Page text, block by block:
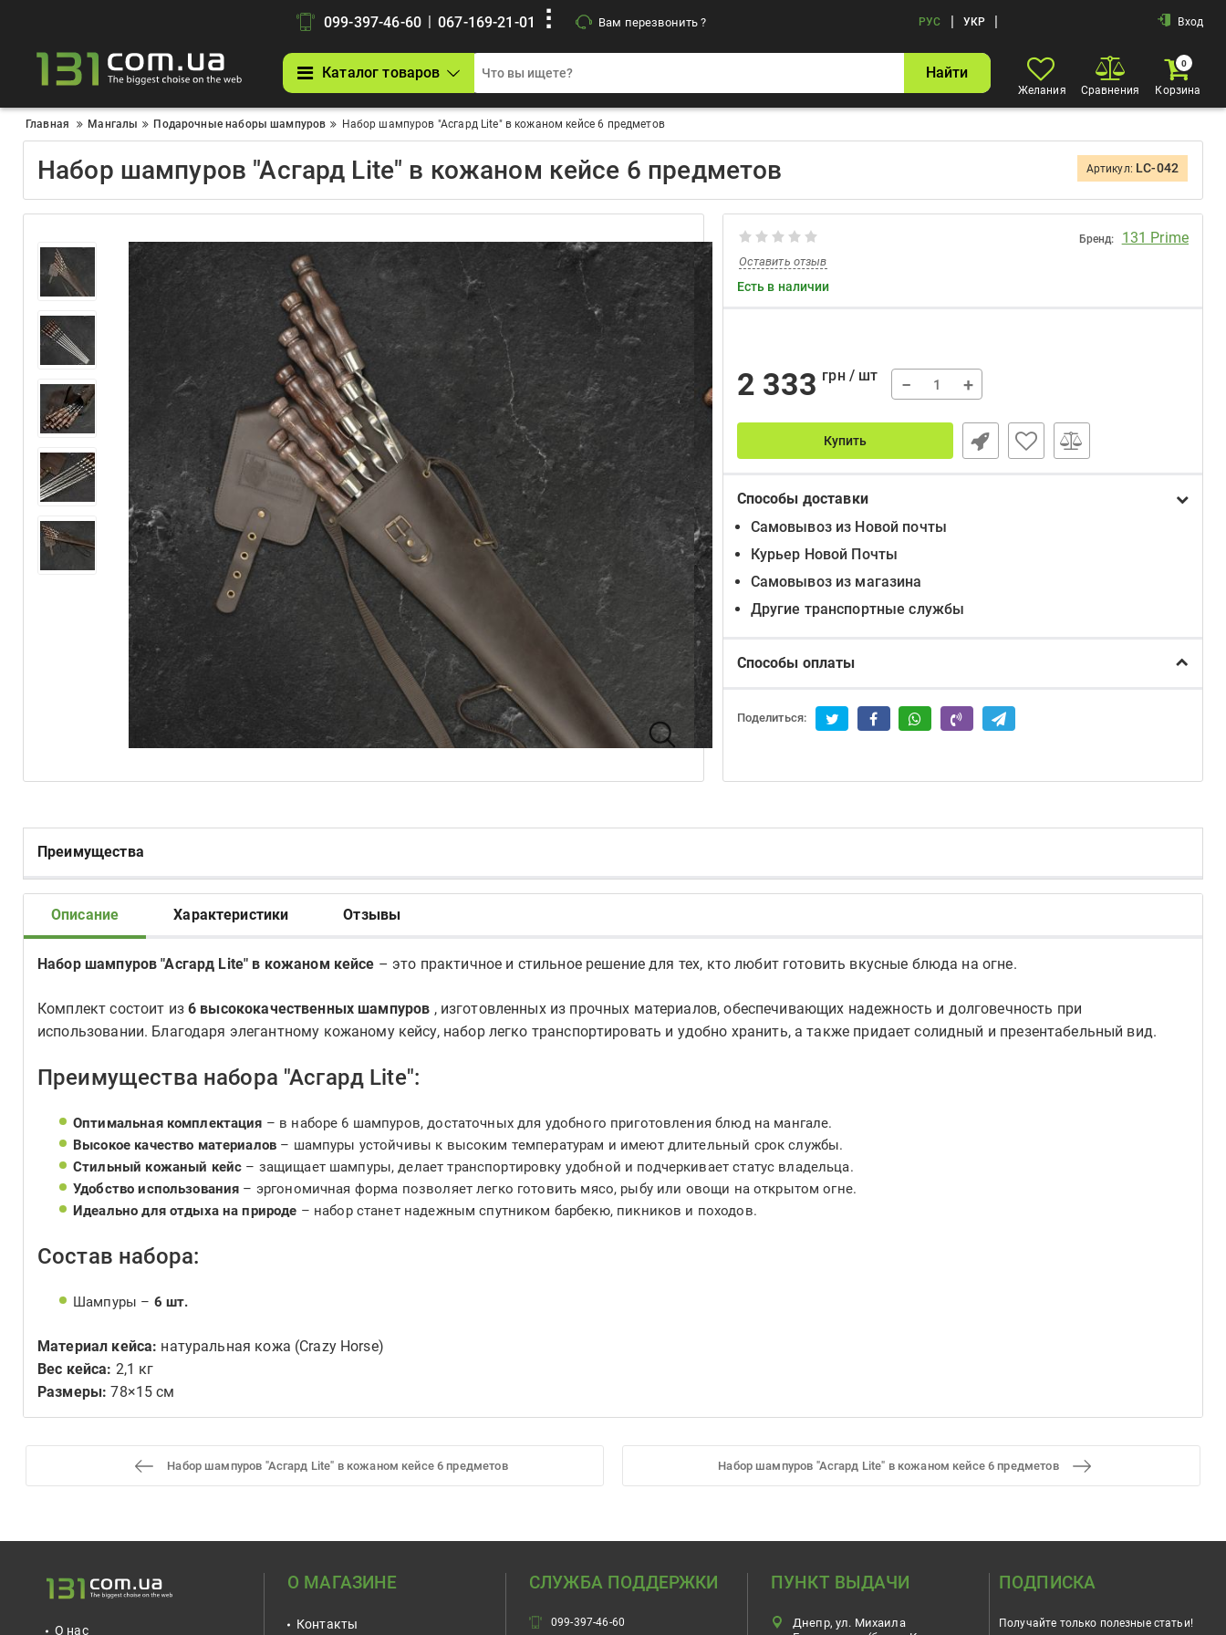
099-397-46-60 | 067-169-21-01 Вам перезвонить ? РУС | УКР | Вход
Каталог товаров Найти
Желания Сравнения
0
Корзина
Главная Мангалы Подарочные наборы шампуров Набор шампуров "Асгард Lite" в кожаном кейсе 6 предметов
Набор шампуров "Асгард Lite" в кожаном кейсе 6 предметов Артикул: LC-042
Бренд: 131 Prime
Оставить отзыв
Есть в наличии
2 333 грн / шт − +
Купить
Способы доставки
Самовывоз из Новой почты
Курьер Новой Почты
Самовывоз из магазина
Другие транспортные службы
Способы оплаты
Поделиться:
Преимущества
Описание Характеристики Отзывы
Набор шампуров "Асгард Lite" в кожаном кейсе – это практичное и стильное решение для тех, кто любит готовить вкусные блюда на огне.
Комплект состоит из 6 высококачественных шампуров , изготовленных из прочных материалов, обеспечивающих надежность и долговечность при
использовании. Благодаря элегантному кожаному кейсу, набор легко транспортировать и удобно хранить, а также придает солидный и презентабельный вид.
Преимущества набора "Асгард Lite":
Оптимальная комплектация – в наборе 6 шампуров, достаточных для удобного приготовления блюд на мангале.
Высокое качество материалов – шампуры устойчивы к высоким температурам и имеют длительный срок службы.
Стильный кожаный кейс – защищает шампуры, делает транспортировку удобной и подчеркивает статус владельца.
Удобство использования – эргономичная форма позволяет легко готовить мясо, рыбу или овощи на открытом огне.
Идеально для отдыха на природе – набор станет надежным спутником барбекю, пикников и походов.
Состав набора:
Шампуры – 6 шт.
Материал кейса: натуральная кожа (Crazy Horse)
Вес кейса: 2,1 кг
Размеры: 78×15 см
Набор шампуров "Асгард Lite" в кожаном кейсе 6 предметов Набор шампуров "Асгард Lite" в кожаном кейсе 6 предметов
О нас
О МАГАЗИНЕ
Контакты
СЛУЖБА ПОДДЕРЖКИ
099-397-46-60
ПУНКТ ВЫДАЧИ
Днепр, ул. Михаила
ПОДПИСКА
Получайте только полезные статьи!